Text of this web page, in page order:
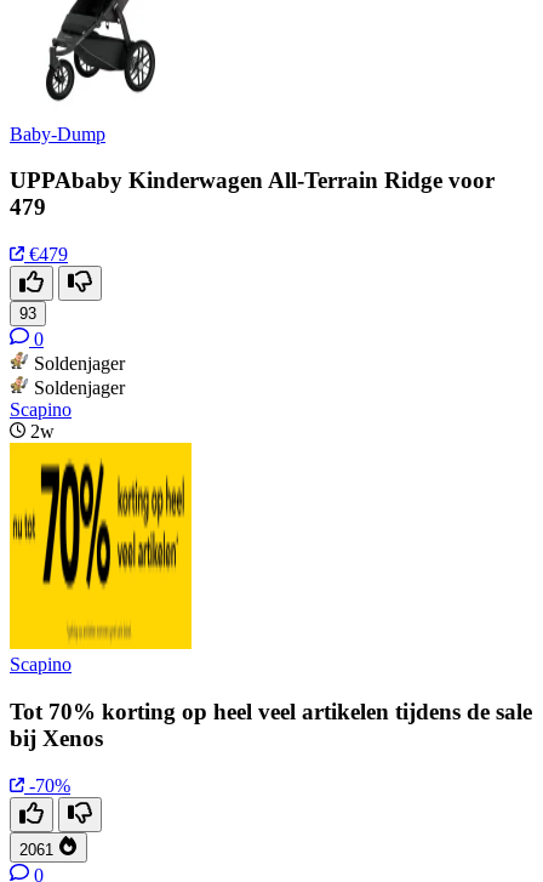
Baby-Dump
UPPAbaby Kinderwagen All-Terrain Ridge voor
479
€479
93
0
Soldenjager
Soldenjager
Scapino
2w
Scapino
Tot 70% korting op heel veel artikelen tijdens de sale
bij Xenos
-70%
2061
0